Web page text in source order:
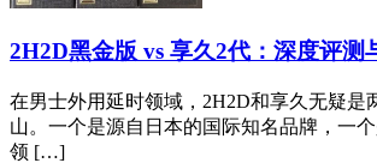
2H2D黑金版 vs 享久2代：深度评测
在男士外用延时领域，2H2D和享久无疑是
山。一个是源自日本的国际知名品牌，一
领 […]